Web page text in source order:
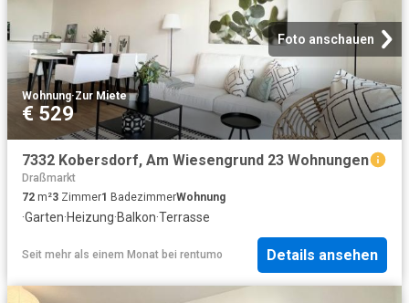
Foto anschauen
Wohnung·Zur Miete
€ 529
7332 Kobersdorf, Am Wiesengrund 23 Wohnungen
Draßmarkt
72 m²3 Zimmer1 BadezimmerWohnung
·Garten·Heizung·Balkon·Terrasse
Seit mehr als einem Monat bei rentumo Details ansehen